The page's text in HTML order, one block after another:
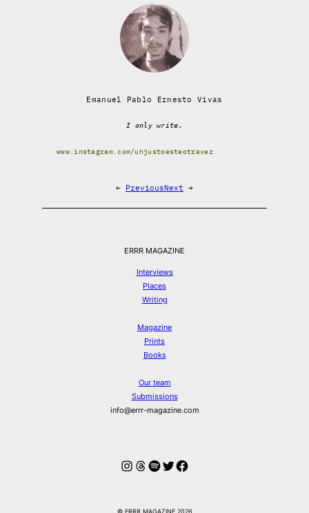
Emanuel Pablo Ernesto Vivas
I only write.
www.instagram.com/uhjustoesteotravez
← PreviousNext →
ERRR MAGAZINE
Interviews
Places
Writing
Magazine
Prints
Books
Our team
Submissions
info@errr-magazine.com
Instagram
Threads
Spotify
Twitter
Facebook